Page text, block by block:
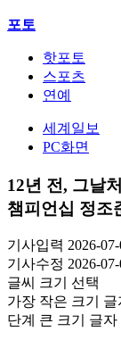
포토
핫포토
스포츠
연예
세계일보
PC화면
12년 전, 그날
챔피언십 정조
기사입력 2026-
기사수정 2026-
글씨 크기 선택
가장 작은 크기 글
단계 큰 크기 글자